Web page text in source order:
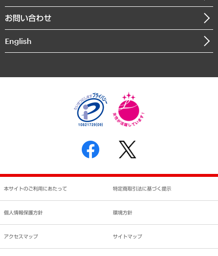
自然資源・農林水産業・食料システム
組織図・本部部室紹介
インドネシア現地法人
個人情報保護方針
反社会的勢力に対する基本方針
書面による個人情報の開示等の請求の手続きについて
お問い合わせ
English
本サイトのご利用にあたって 特定商取引法に基づく提示
個人情報保護方針 環境方針
アクセスマップ サイトマップ